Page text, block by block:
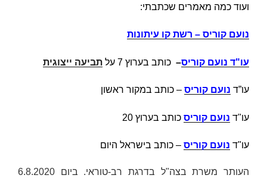
ועוד כמה מאמרים שכתבתי:
נועם קוריס – רשת קו עיתונות
עו"ד נועם קוריס– כותב בערוץ 7 על תביעה ייצוגית
עו”ד נועם קוריס – כותב במקור ראשון
עו"ד נועם קוריס כותב בערוץ 20
עו"ד נועם קוריס – כותב בישראל היום
העותר משרת בצה"ל בדרגת רב-טוראי. ביום 6.8.2020